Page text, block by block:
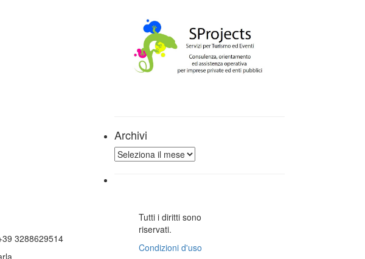
Archivi
Archivi
3288629514
Tutti i diritti sono
riservati.
Condizioni d'uso